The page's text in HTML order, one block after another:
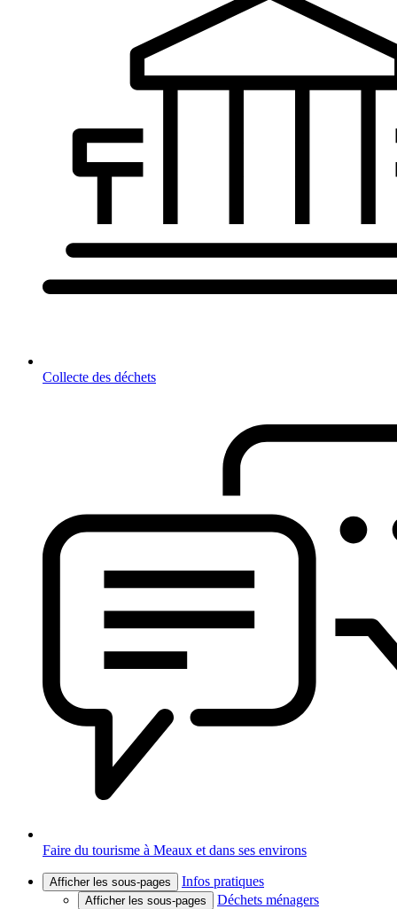
Collecte des déchets
Faire du tourisme à Meaux et dans ses environs
Afficher les sous-pages Infos pratiques
Afficher les sous-pages
Déchets ménagers